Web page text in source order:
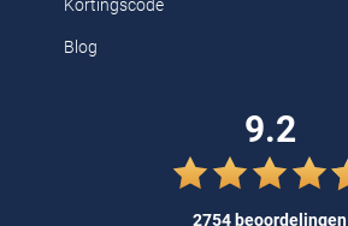
Kortingscode
Blog
9.2
2754 beoordelingen